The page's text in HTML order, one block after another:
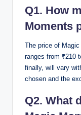
l’intégralité du
paris, puisque
vérifié est
d’identité par les
Les
Q1. How
Moments
The price of
ranges from ₹210
finally, will vary
chosen and the
Q2. What